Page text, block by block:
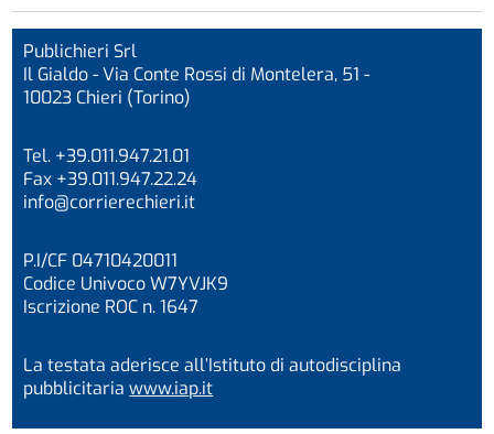
Publichieri Srl
Il Gialdo - Via Conte Rossi di Montelera, 51 -
10023 Chieri (Torino)
Tel. +39.011.947.21.01
Fax +39.011.947.22.24
info@corrierechieri.it
P.I/CF 04710420011
Codice Univoco W7YVJK9
Iscrizione ROC n. 1647
La testata aderisce all’Istituto di autodisciplina
pubblicitariawww.iap.it